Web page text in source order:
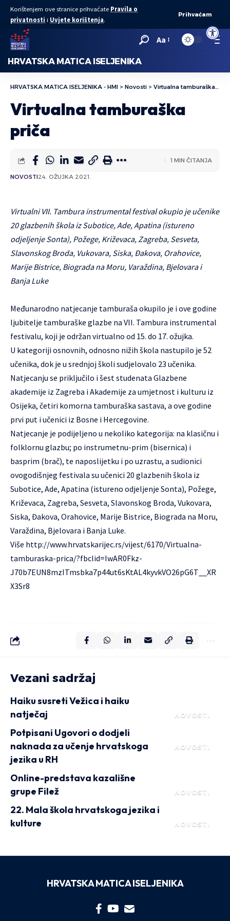
Korištenjem ove stranice prihvaćate Pravila o
privatnosti i Uvjete korištenja.
Prihvaćam
Aa
HRVATSKA MATICA ISELJENIKA
HRVATSKA MATICA ISELJENIKA - HMI > Novosti > Virtualna tamburaška priča
Virtualna tamburaška
priča
NOVOSTI24. OŽUJKA 2021.
1 MIN ČITANJA
Virtualni VII. Tambura instrumental festival okupio je učenike
20 glazbenih škola iz Subotice, Ade, Apatina (istureno
odjeljenje Sonta), Požege, Križevaca, Zagreba, Sesveta,
Slavonskog Broda, Vukovara, Siska, Đakova, Orahovice,
Marije Bistrice, Biograda na Moru, Varaždina, Bjelovara i
Banja Luke
Međunarodno natjecanje tamburaša okupilo je i ove godine
ljubitelje tamburaške glazbe na VII. Tambura instrumental
festivalu, koji je održan virtualno od 15. do 17. ožujka.
U kategoriji osnovnih, odnosno nižih škola nastupilo je 52
učenika, dok je u srednjoj školi sudjelovalo 23 učenika.
Natjecanju se priključilo i šest studenata Glazbene
akademije iz Zagreba i Akademije za umjetnost i kulturu iz
Osijeka, četiri komorna tamburaška sastava, a ove godine
prvi put i učenici iz Bosne i Hercegovine.
Natjecanje je podijeljeno u nekoliko kategorija: na klasičnu i
folklornu glazbu; po instrumetnu-prim (bisernica) i
basprim (brač), te naposlijetku i po uzrastu, a sudionici
ovogodišnjeg festivala su učenici 20 glazbenih škola iz
Subotice, Ade, Apatina (istureno odjeljenje Sonta), Požege,
Križevaca, Zagreba, Sesveta, Slavonskog Broda, Vukovara,
Siska, Đakova, Orahovice, Marije Bistrice, Biograda na Moru,
Varaždina, Bjelovara i Banja Luke.
Više http://www.hrvatskarijec.rs/vijest/6170/Virtualna-
tamburaska-prica/?fbclid=IwAR0Fkz-
J70b7EUN8mzITmsbka7p44ut6sKtAL4kyvkVO26pG6T__XR
X3Sr8
Vezani sadržaj
NOVOSTI
Haiku susreti Vežica i haiku
natječaj
NOVOSTI
Potpisani Ugovori o dodjeli
naknada za učenje hrvatskoga
jezika u RH
NOVOSTI
Online-predstava kazališne
grupe Filež
NOVOSTI
22. Mala škola hrvatskoga jezika i
kulture
HRVATSKA MATICA ISELJENIKA
Open